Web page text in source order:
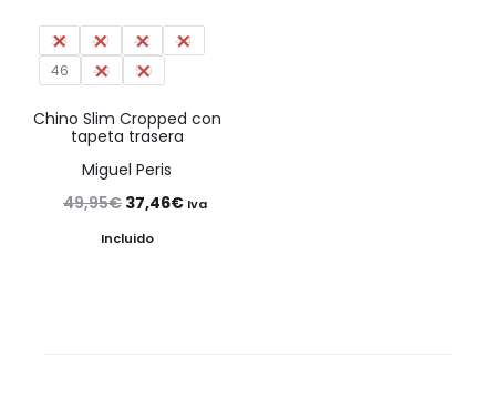
38 40 42
44
46
48 50
Chino Slim Cropped con
tapeta trasera
Miguel Peris
49,95€ El
precio
37,46€ElIva
Incluido